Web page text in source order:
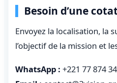
Besoin d’une
Envoyez la localisation, la
l’objectif de la mission et
WhatsApp : +221 77 874